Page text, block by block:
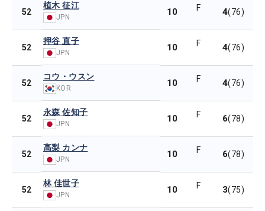
52
植木 征江
JPN 10 F 4(76)
52
押谷 直子
JPN 10 F 4(76)
52
コウ・ウスン
KOR 10 F 4(76)
52
永森 佐知子
JPN 10 F 6(78)
52
高梨 カンナ
JPN 10 F 6(78)
52
林 佳世子
JPN 10 F 3(75)